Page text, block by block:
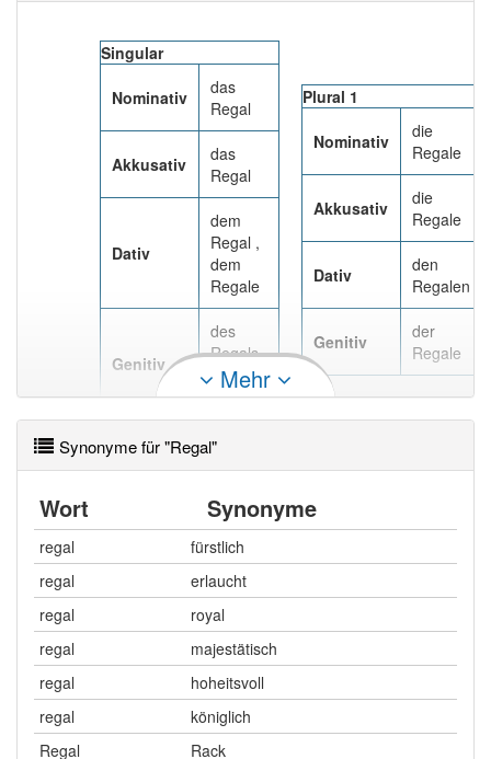
Singular
Nominativ
das
Regal
Akkusativ
das
Regal
Dativ
dem
Regal ,
dem
Regale
Genitiv
des
Regals ,
des
Regales
Plural 1
Nominativ
die
Regale
Akkusativ
die
Regale
Dativ
den
Regalen
Genitiv
der
Regale
Mehr
Synonyme für "Regal"
Wort Synonyme
regal
fürstlich
regal
erlaucht
regal
royal
regal
majestätisch
regal
hoheitsvoll
regal
königlich
Regal
Rack